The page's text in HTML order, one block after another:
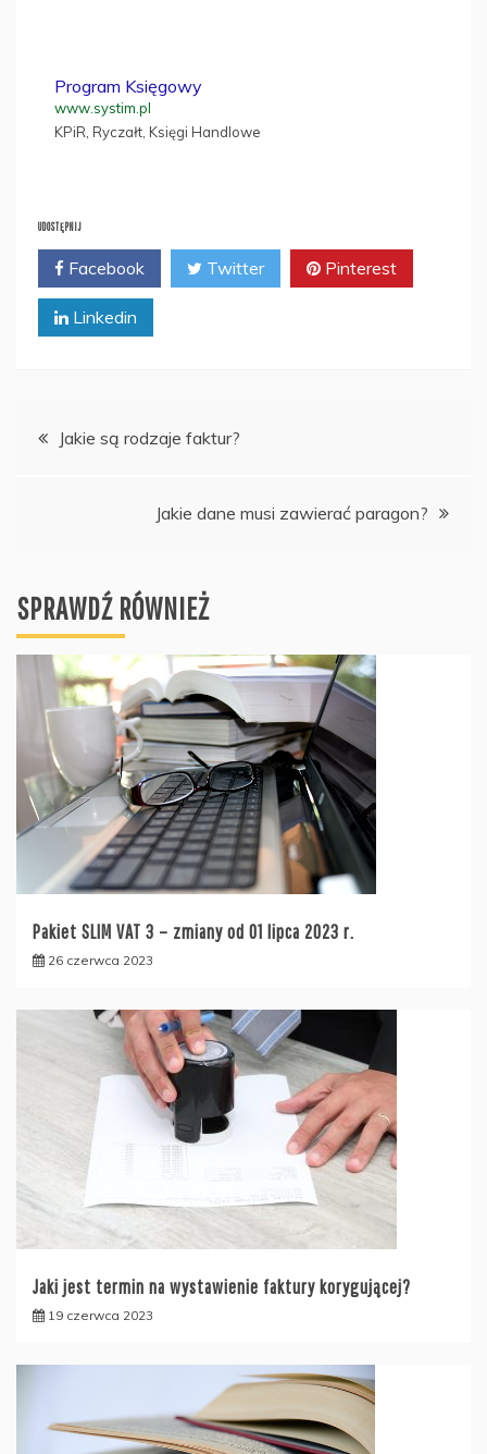
Program Księgowy
www.systim.pl
KPiR, Ryczałt, Księgi Handlowe
UDOSTĘPNIJ
Facebook Twitter Pinterest
Linkedin
Nawigacja
Jakie są rodzaje faktur?
Jakie dane musi zawierać paragon?
SPRAWDŹ RÓWNIEŻ
Pakiet SLIM VAT 3 – zmiany od 01 lipca 2023 r.
26 czerwca 2023
Jaki jest termin na wystawienie faktury korygującej?
19 czerwca 2023